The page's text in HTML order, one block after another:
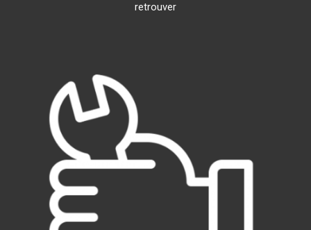
retrouver